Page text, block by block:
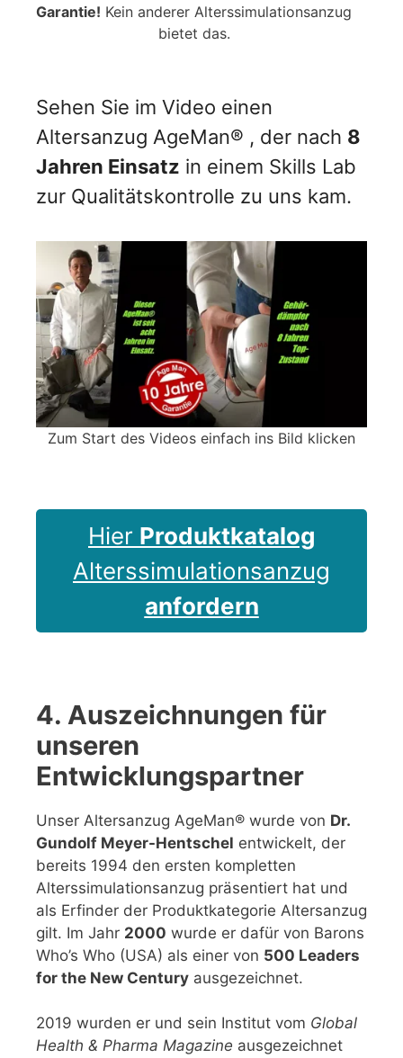
Garantie! Kein anderer Alterssimulationsanzug
bietet das.
Sehen Sie im Video einen
Altersanzug AgeMan® , der nach 8
Jahren Einsatz in einem Skills Lab
zur Qualitätskontrolle zu uns kam.
Zum Start des Videos einfach ins Bild klicken
Hier Produktkatalog
Alterssimulationsanzug
anfordern
4. Auszeichnungen für
unseren
Entwicklungspartner
Unser Altersanzug AgeMan® wurde von Dr.
Gundolf Meyer-Hentschel entwickelt, der
bereits 1994 den ersten kompletten
Alterssimulationsanzug präsentiert hat und
als Erfinder der Produktkategorie Altersanzug
gilt. Im Jahr 2000 wurde er dafür von Barons
Who’s Who (USA) als einer von 500 Leaders
for the New Century ausgezeichnet.
2019 wurden er und sein Institut vom Global
Health & Pharma Magazine ausgezeichnet